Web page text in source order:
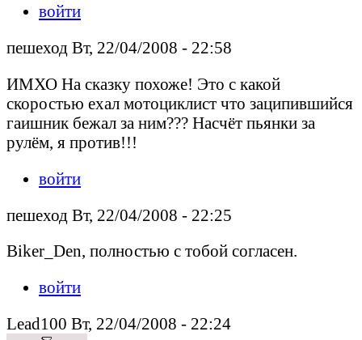
войти
пешеход Вт, 22/04/2008 - 22:58
ИМХО На сказку похоже! Это с какой
скоростью ехал мотоциклист что заципившийся
гаишник бежал за ним??? Насчёт пьянки за
рулём, я против!!!
войти
пешеход Вт, 22/04/2008 - 22:25
Biker_Den, полностью с тобой согласен.
войти
Lead100 Вт, 22/04/2008 - 22:24